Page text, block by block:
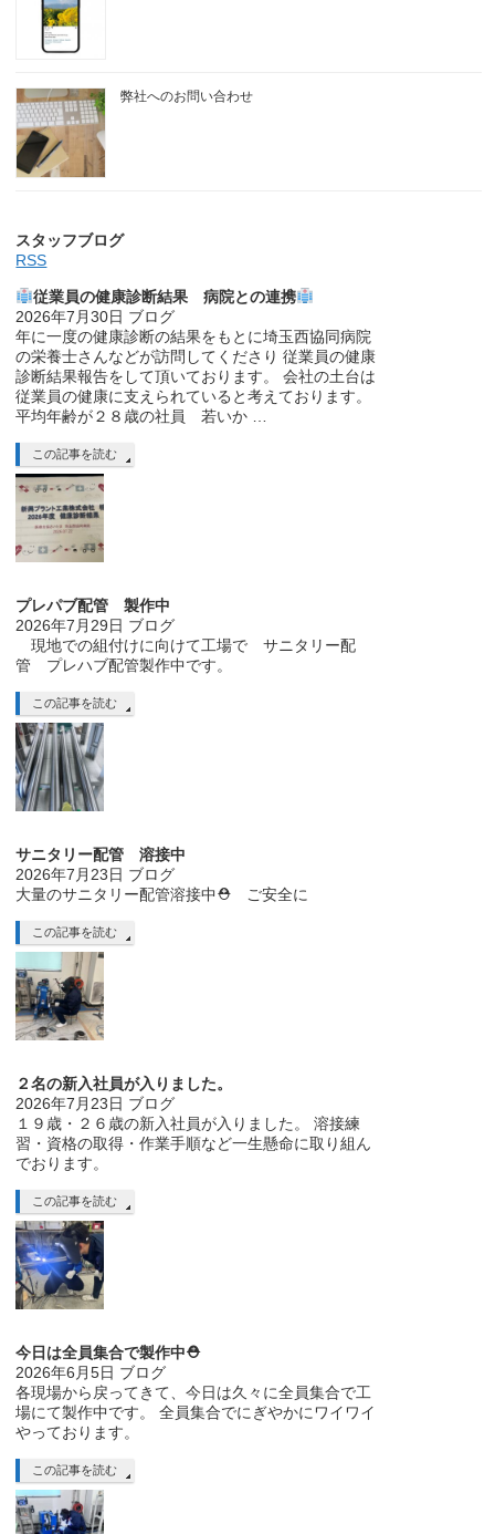
弊社へのお問い合わせ
スタッフブログ
RSS
従業員の健康診断結果 病院との連携
2026年7月30日 ブログ
年に一度の健康診断の結果をもとに埼玉西協同病院
の栄養士さんなどが訪問してくださり 従業員の健康
診断結果報告をして頂いております。 会社の土台は
従業員の健康に支えられていると考えております。
平均年齢が２８歳の社員 若いか …
この記事を読む
プレパブ配管 製作中
2026年7月29日 ブログ
現地での組付けに向けて工場で サニタリー配
管 プレハブ配管製作中です。
この記事を読む
サニタリー配管 溶接中
2026年7月23日 ブログ
大量のサニタリー配管溶接中⛑ ご安全に
この記事を読む
２名の新入社員が入りました。
2026年7月23日 ブログ
１９歳・２６歳の新入社員が入りました。 溶接練
習・資格の取得・作業手順など一生懸命に取り組ん
でおります。
この記事を読む
今日は全員集合で製作中⛑
2026年6月5日 ブログ
各現場から戻ってきて、今日は久々に全員集合で工
場にて製作中です。 全員集合でにぎやかにワイワイ
やっております。
この記事を読む